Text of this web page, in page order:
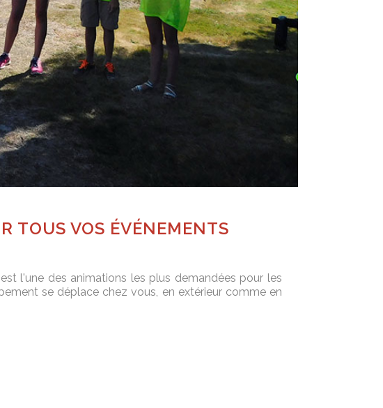
TOUS VOS ÉVÉNEMENTS
l'une des animations les plus demandées pour les
se déplace chez vous, en extérieur comme en